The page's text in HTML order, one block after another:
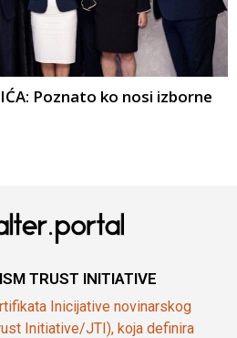
Poznato ko nosi izborne
TRUST INITIATIVE
Inicijative novinarskog
Initiative/JTI), koja definira